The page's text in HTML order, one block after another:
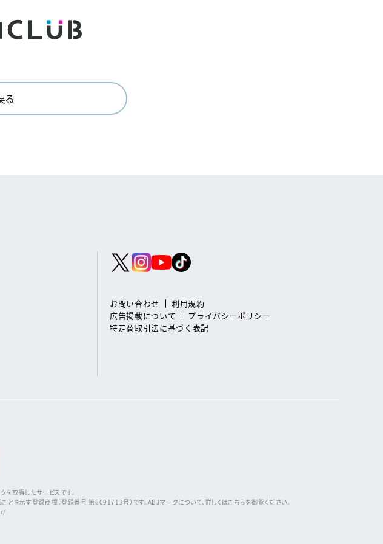
る
お問い合わせ
利用規約
広告掲載について
プライバシーポリシー
特定商取引法に基づく表記
を取得したサービスです。
示す登録商標（登録番号 第6091713号）です。ABJマークについて、詳しくはこちらを御覧ください。